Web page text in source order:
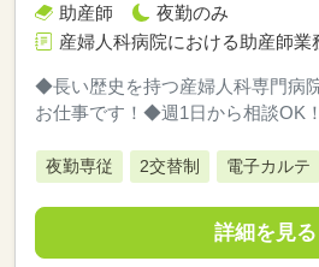
助産師
夜勤のみ
産婦人科病院における助産師業
◆長い歴史を持つ産婦人科専門病
お仕事です！◆週1日から相談OK
夜勤専従 2交替制 電子カルテ
詳細を見る